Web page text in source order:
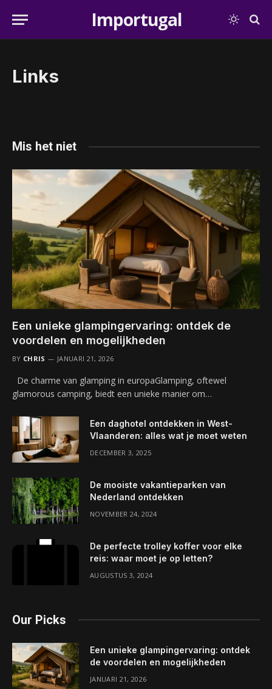
Importugal
Links
Mis het niet
Een unieke glampingervaring: ontdek de
voordelen en mogelijkheden
BY CHRIS JANUARI 21, 2026
De charme van glamping in europaGlamping, oftewel
glamorous camping, biedt een unieke manier om…
Een daghotel ontdekken in West-
Vlaanderen: alles wat je moet weten
DECEMBER 3, 2025
De mooiste vakantieparken van
Nederland ontdekken
NOVEMBER 24, 2024
De perfecte trolley koffer voor elke
reis: waar moet je op letten?
AUGUSTUS 3, 2024
Our Picks
Een unieke glampingervaring: ontdek
de voordelen en mogelijkheden
JANUARI 21, 2026